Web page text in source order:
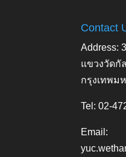
Contact
Address:
แขวงวัดกั
กรุงเทพม
Tel: 02-
Email: